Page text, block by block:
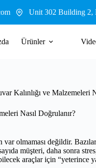
Unit 302 Building 2,
Ürünler
Kalınlığı ve Malzemeleri
Nasıl Doğrulanır?
olmaması değildir.
müşteri, daha sonra
araçlar için “yeterince